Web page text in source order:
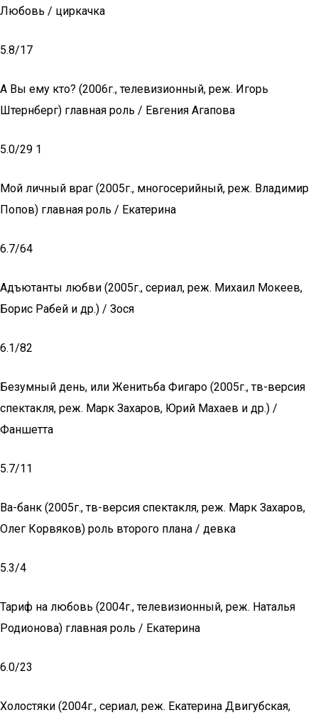
Любовь / циркачка
5.8/17
А Вы ему кто? (2006г., телевизионный, реж. Игорь
Штернберг) главная роль / Евгения Агапова
5.0/29 1
Мой личный враг (2005г., многосерийный, реж. Владимир
Попов) главная роль / Екатерина
6.7/64
Адъютанты любви (2005г., сериал, реж. Михаил Мокеев,
Борис Рабей и др.) / Зося
6.1/82
Безумный день, или Женитьба Фигаро (2005г., тв-версия
спектакля, реж. Марк Захаров, Юрий Махаев и др.) /
Фаншетта
5.7/11
Ва-банк (2005г., тв-версия спектакля, реж. Марк Захаров,
Олег Корвяков) роль второго плана / девка
5.3/4
Тариф на любовь (2004г., телевизионный, реж. Наталья
Родионова) главная роль / Екатерина
6.0/23
Холостяки (2004г., сериал, реж. Екатерина Двигубская,